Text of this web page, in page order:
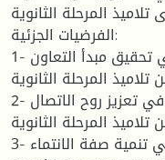
تلاميذ المرحلة الثانوية
الفرضيات الجزئية:
1- لحصة التربية البدنية والرياضية دور في تحقيق مبدأ التعاون
تلاميذ المرحلة الثانوية
2- لحصة التربية البدنية والرياضية دور في تعزيز روح الاتصال
تلاميذ المرحلة الثانوية
3- لحصة التربية البدنية والرياضية دور في تنمية صفة الانتماء